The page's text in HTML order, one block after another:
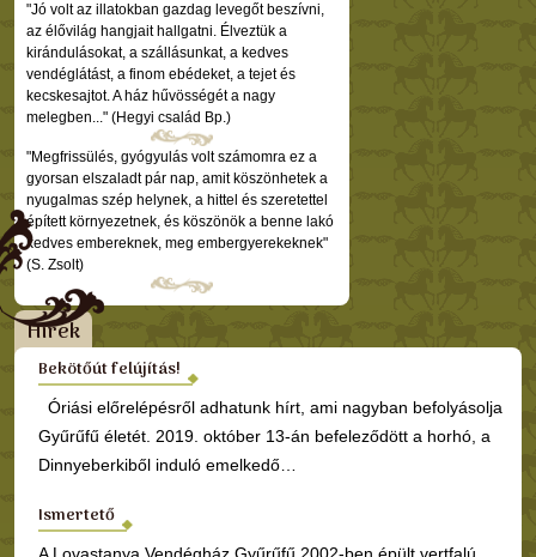
"Jó volt az illatokban gazdag levegőt beszívni,
az élővilág hangjait hallgatni. Élveztük a
kirándulásokat, a szállásunkat, a kedves
vendéglátást, a finom ebédeket, a tejet és
kecskesajtot. A ház hűvösségét a nagy
melegben..." (Hegyi család Bp.)
"Megfrissülés, gyógyulás volt számomra ez a
gyorsan elszaladt pár nap, amit köszönhetek a
nyugalmas szép helynek, a hittel és szeretettel
épített környezetnek, és köszönök a benne lakó
kedves embereknek, meg embergyerekeknek"
(S. Zsolt)
Hírek
Bekötőút felújítás!
Óriási előrelépésről adhatunk hírt, ami nagyban befolyásolja
Gyűrűfű életét. 2019. október 13-án befeleződött a horhó, a
Dinnyeberkiből induló emelkedő…
Ismertető